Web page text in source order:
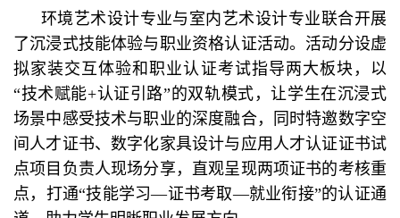
环境艺术设计专业与室内艺术设计专业联合开展
了沉浸式技能体验与职业资格认证活动。活动分设虚
拟家装交互体验和职业认证考试指导两大板块，以
“技术赋能+认证引路”的双轨模式，让学生在沉浸式
场景中感受技术与职业的深度融合，同时特邀数字空
间人才证书、数字化家具设计与应用人才认证证书试
点项目负责人现场分享，直观呈现两项证书的考核重
点，打通“技能学习—证书考取—就业衔接”的认证通